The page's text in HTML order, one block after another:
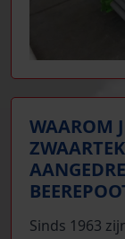
WAAROM
Sinds 1963